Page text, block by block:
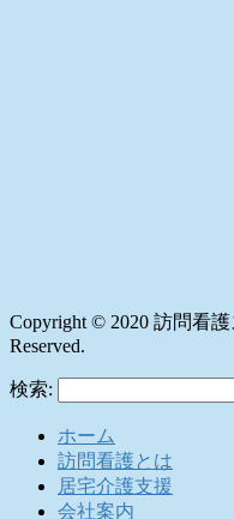
Copyright © 2020 訪問看
Reserved.
検索:
ホーム
訪問看護とは
居宅介護支援
会社案内